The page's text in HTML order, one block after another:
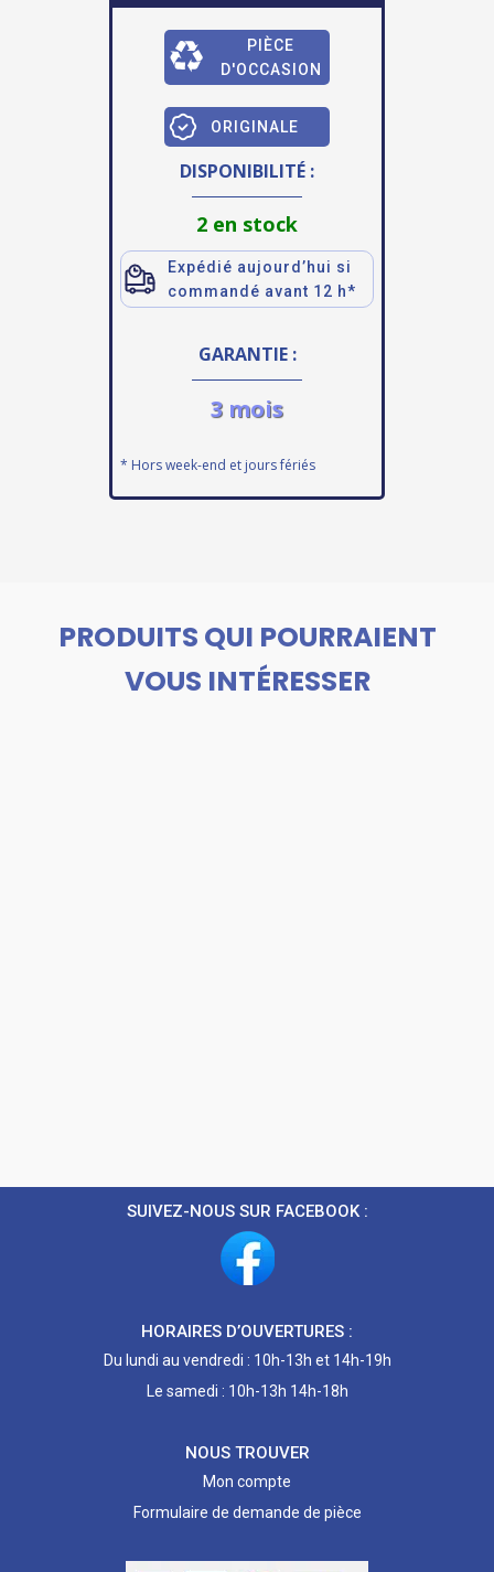
PIÈCE
D'OCCASION
ORIGINALE
DISPONIBILITÉ :
2 en stock
Expédié aujourd’hui si
commandé avant 12 h*
GARANTIE :
3 mois
* Hors week-end et jours fériés
PRODUITS QUI POURRAIENT
VOUS INTÉRESSER
SUIVEZ-NOUS SUR FACEBOOK :
HORAIRES D’OUVERTURES :
Du lundi au vendredi : 10h-13h et 14h-19h
Le samedi : 10h-13h 14h-18h
NOUS TROUVER
Mon compte
Formulaire de demande de pièce